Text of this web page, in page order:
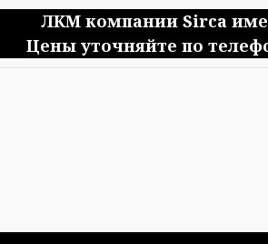
ЛКМ компании Sirca
Цены уточняйте по